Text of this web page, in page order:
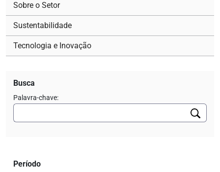
Sobre o Setor
Sustentabilidade
Tecnologia e Inovação
Busca
Palavra-chave:
Período